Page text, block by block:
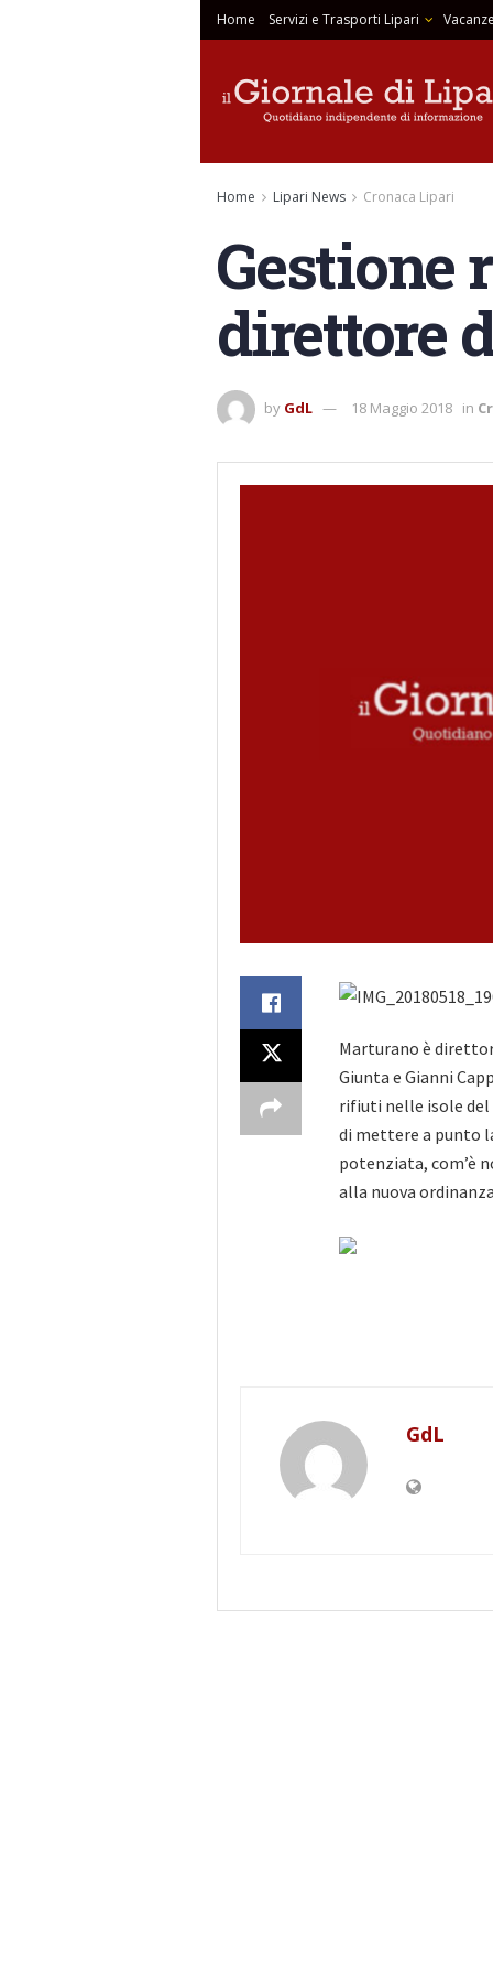
Home Servizi e Trasporti Lipari
Home Lipari News Cronaca Lipari
Gestione
direttore
by GdL 18 Maggio 2018 in
Marturano è
Giunta e Gianni
rifiuti nelle isole del
di mettere a punto
potenziata, com’è
alla nuova
GdL